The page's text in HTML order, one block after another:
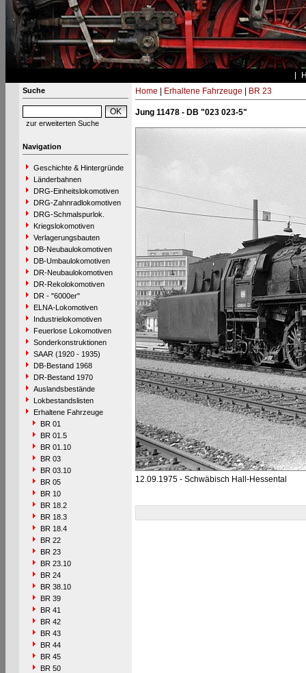
Suche
zur erweiterten Suche
Navigation
Geschichte & Hintergründe
Länderbahnen
DRG-Einheitslokomotiven
DRG-Zahnradlokomotiven
DRG-Schmalspurlok.
Kriegslokomotiven
Verlagerungsbauten
DB-Neubaulokomotiven
DB-Umbaulokomotiven
DR-Neubaulokomotiven
DR-Rekolokomotiven
DR - "6000er"
ELNA-Lokomotiven
Industrielokomotiven
Feuerlose Lokomotiven
Sonderkonstruktionen
SAAR (1920 - 1935)
DB-Bestand 1968
DR-Bestand 1970
Auslandsbestände
Lokbestandslisten
Erhaltene Fahrzeuge
BR 01
BR 01.5
BR 01.10
BR 03
BR 03.10
BR 05
BR 10
BR 18.2
BR 18.3
BR 18.4
BR 22
BR 23
BR 23.10
BR 24
BR 38.10
BR 39
BR 41
BR 42
BR 43
BR 44
BR 45
BR 50
Home Erhaltene Fahrzeuge BR 23
Jung 11478 - DB "023 023-5"
12.09.1975 - Schwäbisch Hall-Hessental